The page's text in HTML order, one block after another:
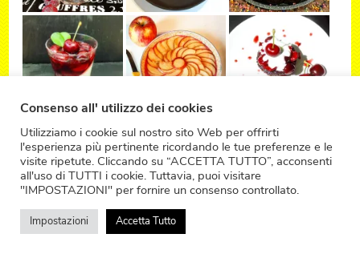
Consenso all' utilizzo dei cookies
Utilizziamo i cookie sul nostro sito Web per offrirti
l'esperienza più pertinente ricordando le tue preferenze e le
visite ripetute. Cliccando su “ACCETTA TUTTO”, acconsenti
all'uso di TUTTI i cookie. Tuttavia, puoi visitare
"IMPOSTAZIONI" per fornire un consenso controllato.
Impostazioni Accetta Tutto